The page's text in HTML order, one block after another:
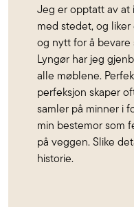
Jeg er opptatt av at
med stedet, og
og nytt for å bevare
Lyngør har jeg
alle møblene.
perfeksjon skaper
samler på minner i
min bestemor som
på veggen. Slike
historie.